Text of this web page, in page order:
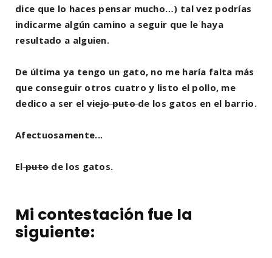
dice que lo haces pensar mucho…) tal vez podrías
indicarme algún camino a seguir que le haya
resultado a alguien.
De última ya tengo un gato, no me haría falta más
que conseguir otros cuatro y listo el pollo, me
dedico a ser elviejo putode los gatos en el barrio.
Afectuosamente...
Elputode los gatos.
Mi contestación fue la
siguiente: